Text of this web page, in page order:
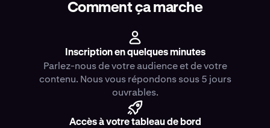
Comment ça marche
Inscription en quelques minutes
Parlez-nous de votre audience et de votre
contenu. Nous vous répondons sous 5 jours
ouvrables.
Accès à votre tableau de bord